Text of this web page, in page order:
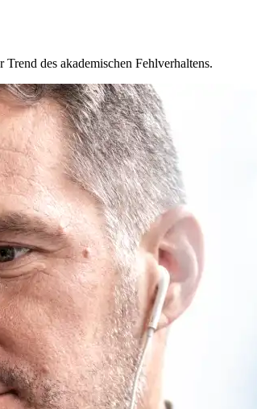
des akademischen Fehlverhaltens.